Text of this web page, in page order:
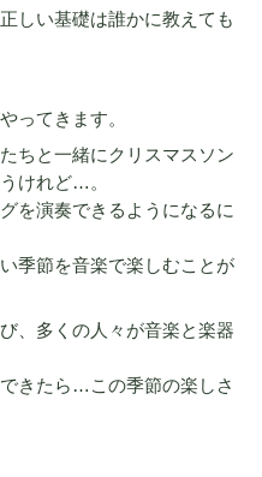
しい基礎は誰かに教えても
ってきます。
ちと一緒にクリスマスソン
けれど…。
を演奏できるようになるに
季節を音楽で楽しむことが
、多くの人々が音楽と楽器
きたら…この季節の楽しさ